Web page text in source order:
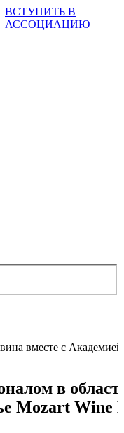
ВСТУПИТЬ В
АССОЦИАЦИЮ
в
Mozart Wine